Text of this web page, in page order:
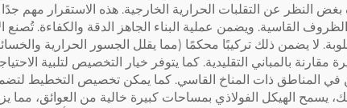
النظر عن التقلبات الحرارية الخارجية. هذه الاستقرار مهم
القاسية. ويضمن عملية البناء الجاهز الدقة والكفاءة. تُصنع
لا يضمن ذلك تركيبًا محكمًا (مما يقلل الجسور الحرارية
بالمباني التقليدية. كما يتوفر خيار التخصيص لتلبية
المناطق ذات المناخ القاسي. كما يمكن تخصيص التخطيط
يسمح الهيكل الفولاذي بمساحات كبيرة خالية من العوائق، مما